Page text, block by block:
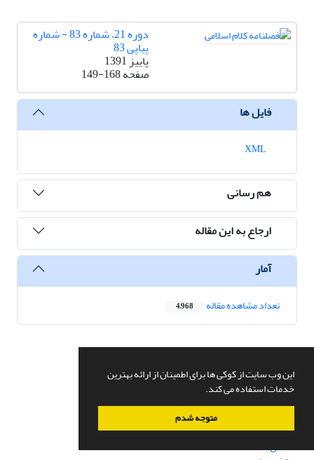
این وب سایت از کوکی ها برای اطمینان از ارائه بهترین
خدمات استفاده می کند.
متوجه شدم
دوره 21، شماره 83 - شماره
پیاپی 83
پاییز 1391
صفحه149-168
فایل ها
هم رسانی
ارجاع به این مقاله
آمار
تعداد مشاهده مقاله 4,968
دسترسی سریع
صفحه اصلی
درباره نشریه
اعضای هیات تحریریه
ارسال مقاله
تماس با ما